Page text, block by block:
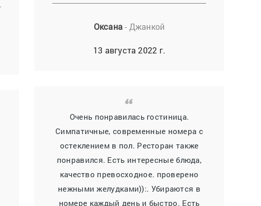
Оксана- Джанкой
13 августа 2022 г.
Очень понравилась гостиница.
Симпатичные, современные номера с
остеклением в пол. Ресторан также
понравился. Есть интересные блюда,
качество превосходное. проверено
нежными желудками)):. Убираются в
номере каждый день и быстро. Есть